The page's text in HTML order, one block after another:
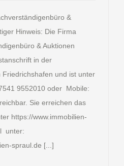
&
Hinweis: Die Firma
& Auktionen
in der
und ist unter
9552010 oder Mobile:
Sie erreichen das
https://www.immobilien-
unter:
spraul.de [...]